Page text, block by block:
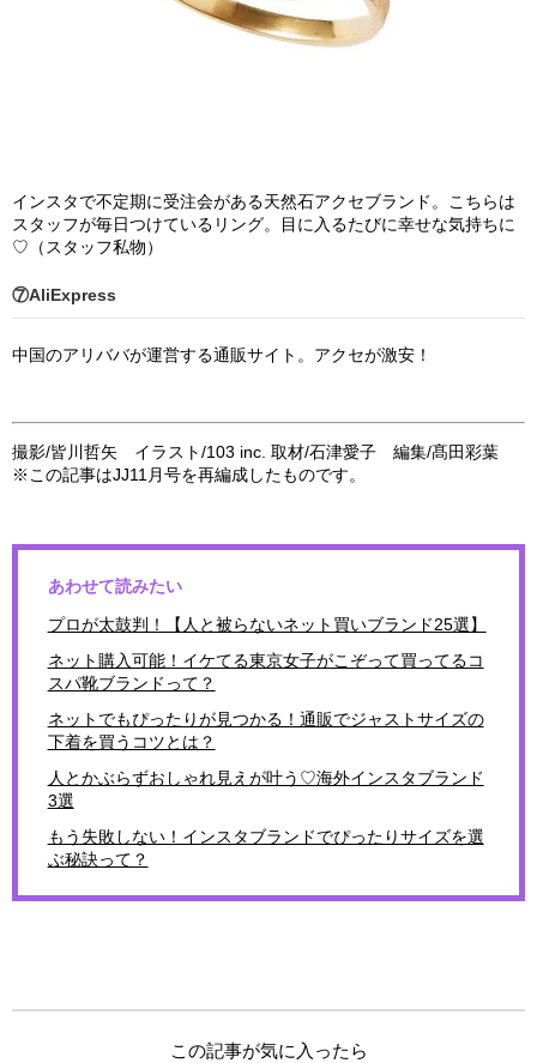
インスタで不定期に受注会がある天然石アクセブランド。こちらは
スタッフが毎日つけているリング。目に入るたびに幸せな気持ちに
♡（スタッフ私物）
⑦AliExpress
中国のアリババが運営する通販サイト。アクセが激安！
撮影/皆川哲矢 イラスト /103 inc. 取材/石津愛子 編集/髙田彩葉
※この記事はJJ11月号を再編成したものです。
あわせて読みたい
プロが太鼓判！【人と被らないネット買いブランド25選】
ネット購入可能！イケてる東京女子がこぞって買ってるコ
スパ靴ブランドって？
ネットでもぴったりが見つかる！通販でジャストサイズの
下着を買うコツとは？
人とかぶらずおしゃれ見えが叶う♡海外インスタブランド
3選
もう失敗しない！インスタブランドでぴったりサイズを選
ぶ秘訣って？
この記事が気に入ったら